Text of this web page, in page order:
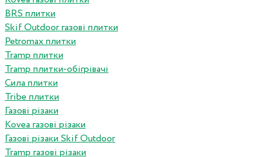
BRS плитки
Skif Outdoor газові плитки
Petromax плитки
Tramp плитки
Tramp плитки-обігрівачі
Сила плитки
Tribe плитки
Газові різаки
Kovea газові різаки
Газові різаки Skif Outdoor
Tramp газові різаки